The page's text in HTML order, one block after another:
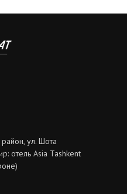
район, ул. Шота
отель Asia Tashkent